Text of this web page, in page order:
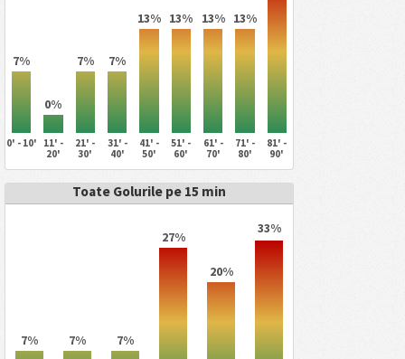
7%
0%
7% 7%
13% 13% 13% 13%
0' - 10'
11' -
20'
21' -
30'
31' -
40'
41' -
50'
51' -
60'
61' -
70'
71' -
80'
81' -
90'
Toate Golurile pe 15 min
7% 7% 7%
27%
20%
33%